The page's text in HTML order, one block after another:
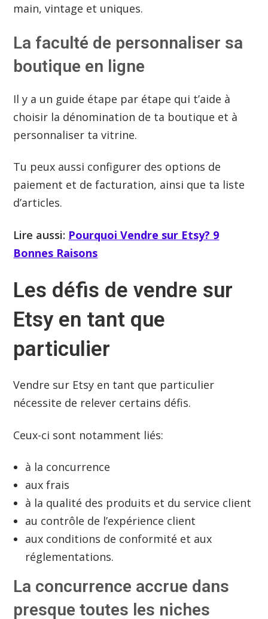
main, vintage et uniques.
La faculté de personnaliser sa
boutique en ligne
Il y a un guide étape par étape qui t’aide à
choisir la dénomination de ta boutique et à
personnaliser ta vitrine.
Tu peux aussi configurer des options de
paiement et de facturation, ainsi que ta liste
d’articles.
Lire aussi: Pourquoi Vendre sur Etsy? 9
Bonnes Raisons
Les défis de vendre sur
Etsy en tant que
particulier
Vendre sur Etsy en tant que particulier
nécessite de relever certains défis.
Ceux-ci sont notamment liés:
à la concurrence
aux frais
à la qualité des produits et du service client
au contrôle de l’expérience client
aux conditions de conformité et aux
réglementations.
La concurrence accrue dans
presque toutes les niches